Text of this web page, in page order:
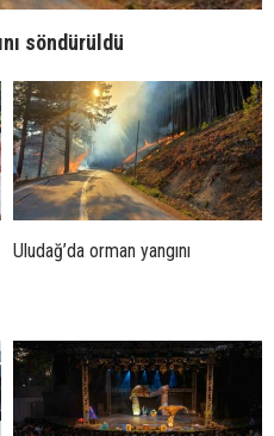
söndürüldü
Uludağ’da orman yangını